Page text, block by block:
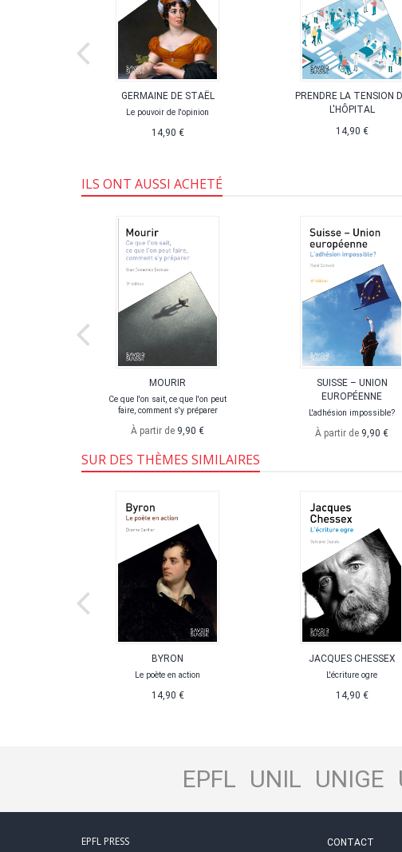
GERMAINE DE STAËL
Le pouvoir de l'opinion
14,90 €
PRENDRE LA TENSION
L'HÔPITAL
14,90 €
ILS ONT AUSSI ACHETÉ
MOURIR
Ce que l'on sait, ce que l'on peut
faire, comment s'y préparer
À partir de 9,90 €
SUISSE – UNION
EUROPÉENNE
L'adhésion impossible?
À partir de 9,90 €
SUR DES THÈMES SIMILAIRES
BYRON
Le poète en action
14,90 €
JACQUES CHESSEX
L'écriture ogre
14,90 €
EPFL UNIL UNIGE
EPFL PRESS CONTACT